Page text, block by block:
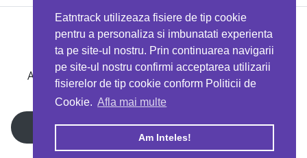
Eatntrack utilizeaza fisiere de tip cookie
pentru a personaliza si imbunatati experienta
ta pe site-ul nostru. Prin continuarea navigarii
pe site-ul nostru confirmi acceptarea utilizarii
fisierelor de tip cookie conform Politicii de
Cookie. Afla mai multe
Am Inteles!
Copyright © 2026 EAT & TRACK S.R.L
MYPROTEIN
Ai 40%reducere la orice comandă folosind codul
EATTRACK
Profită acum